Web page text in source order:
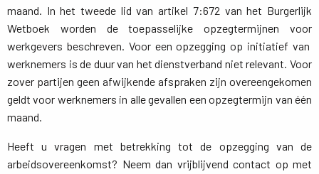
maand. In het tweede lid van artikel 7:672 van het Burgerlijk
Wetboek worden de toepasselijke opzegtermijnen voor
werkgevers beschreven. Voor een opzegging op initiatief van
werknemers is de duur van het dienstverband niet relevant. Voor
zover partijen geen afwijkende afspraken zijn overeengekomen
geldt voor werknemers in alle gevallen een opzegtermijn van één
maand.
Heeft u vragen met betrekking tot de opzegging van de
arbeidsovereenkomst? Neem dan vrijblijvend contact op met